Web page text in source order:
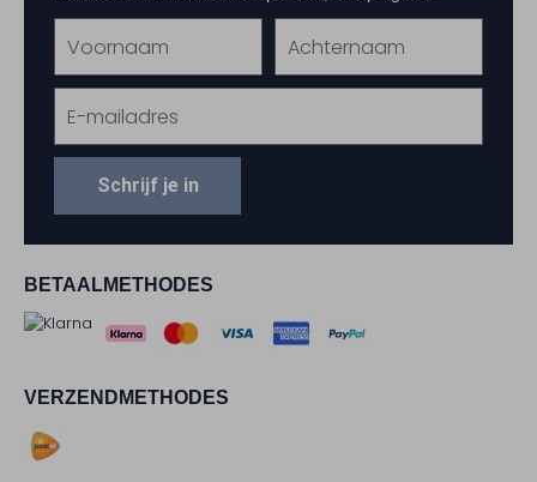
BETAALMETHODES
VERZENDMETHODES
Schrijf je in